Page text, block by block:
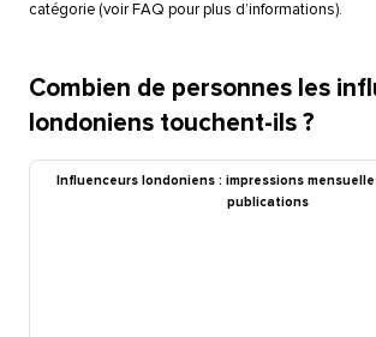
catégorie (voir FAQ pour plus d’informations).​​
Combien de personnes les
londoniens touchent-ils ?​​
Influenceurs londoniens : impressions
publications​​